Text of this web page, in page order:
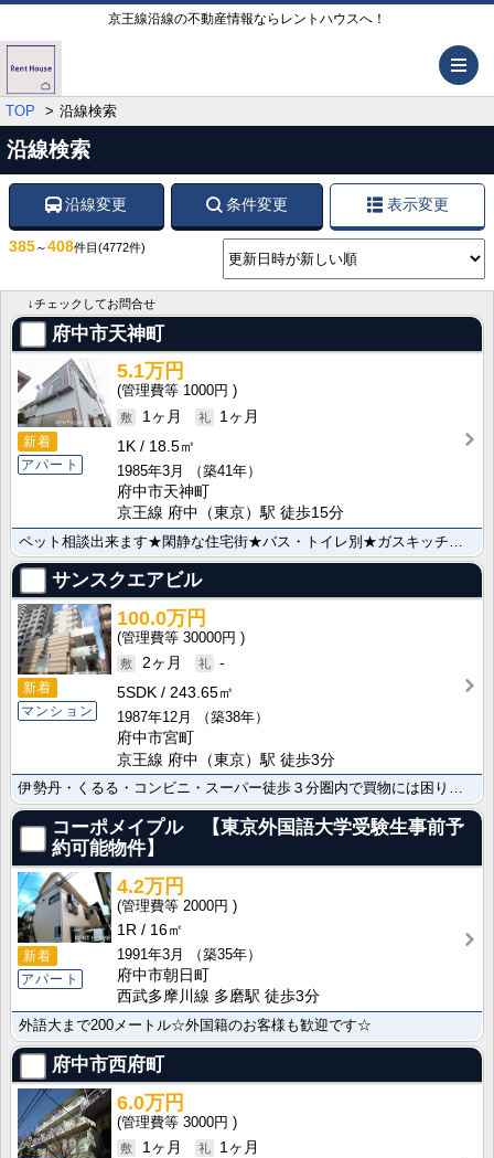
京王線沿線の不動産情報ならレントハウスへ！
TOP 沿線検索
沿線検索
沿線変更 条件変更 表示変更
385～408件目 (4772件)
↓チェックしてお問合せ
府中市天神町
新着
アパート
5.1万円
1000円
1ヶ月
1ヶ月
1K
18.5㎡
1985年3月
（築41年）
府中市天神町
京王線 府中（東京）駅 徒歩15分
ペット相談出来ます★閑静な住宅街★バス・トイレ別★ガスキッチン★
サンスクエアビル
新着
マンション
100.0万円
30000円
2ヶ月
-
5SDK
243.65㎡
1987年12月
（築38年）
府中市宮町
京王線 府中（東京）駅 徒歩3分
伊勢丹・くるる・コンビニ・スーパー徒歩３分圏内で買物には困りません/駅近/角部屋/オートロック/3Ｌ･･･
コーポメイプル 【東京外国語大学受験生事前予
約可能物件】
新着
アパート
4.2万円
2000円
1R
16㎡
1991年3月
（築35年）
府中市朝日町
西武多摩川線 多磨駅 徒歩3分
外語大まで200メートル☆外国籍のお客様も歓迎です☆
府中市西府町
6.0万円
3000円
1ヶ月
1ヶ月